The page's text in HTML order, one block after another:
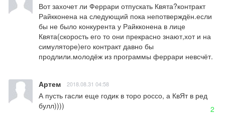
Вот захочет ли Феррари отпускать Квята?контракт
Райкконена на следующий пока непотверждён.если
бы не было конкурента у Райкконена в лице
Квята(скорость его то они прекрасно знают,хот и на
симуляторе)его контракт давно бы
продлили.молодёж из программы феррари невсчёт.
Артем 2018.08.31 04:58
А пусть гасли еще годик в торо россо, а КвЯт в ред
булл))))
2